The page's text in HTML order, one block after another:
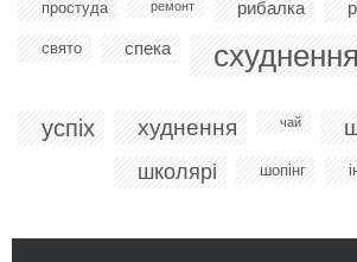
простуда ремонт рибалка
свято спека
успіх худнення чай
школярі шопінг